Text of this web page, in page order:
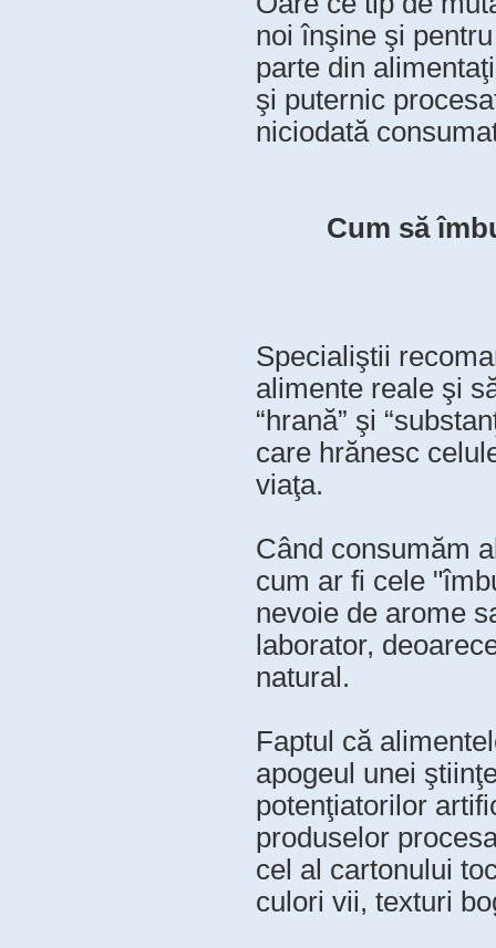
noi înşine şi
parte din
şi puternic
niciodată
Cum să
Specialiştii
alimente reale şi
“hrană” şi
care hrănesc
viaţa.
Când consumăm
cum ar fi cele
nevoie de arome
laborator,
natural.
Faptul că
apogeul unei
potenţiatorilor
produselor
cel al cartonului
culori vii, texturi